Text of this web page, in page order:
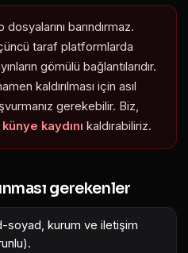
barındırmaz.
taraf platformlarda
gömülü bağlantılarıdır.
kaldırılması için asıl
gerekebilir. Biz,
kaydını kaldırabiliriz.
gerekenler
soyad, kurum ve iletişim